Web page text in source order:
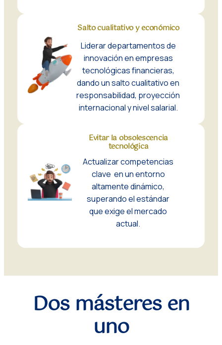
Salto cualitativo y económico
Liderar departamentos de
innovación en empresas
tecnológicas financieras,
dando un salto cualitativo en
responsabilidad, proyección
internacional y nivel salarial.
Evitar la obsolescencia
tecnológica
Actualizar competencias
clave en un entorno
altamente dinámico,
superando el estándar
que exige el mercado
actual.
Dos másteres en
uno